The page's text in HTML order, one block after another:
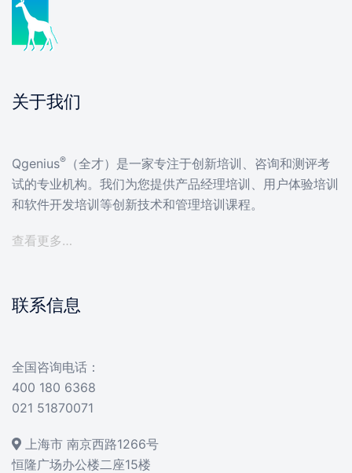
关于我们
Qgenius®
（全才）是一家专注于创新培训、咨询和测评考
试的专业机构。我们为您提供产品经理培训、用户体验培训
和软件开发培训等创新技术和管理培训课程。
查看更多…
联系信息
全国咨询电话：
400 180 6368
021 51870071
上海市 南京西路1266号
恒隆广场办公楼二座15楼